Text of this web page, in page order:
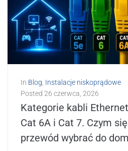
In Blog Instalacje niskoprądowe
Posted 26 czerwca, 2026
Kategorie kabli
Cat 6A i Cat 7. Czym
przewód wybrać do